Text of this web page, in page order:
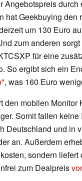
Angebotspreis durch
hat Geekbuying den
um 130 Euro
zum anderen
für eine
So ergibt sich ein
, was 160 Euro
den mobilen Monitor
Somit fallen keine
Deutschland und in
an. Außerdem
sondern liefert
zum Dealpreis